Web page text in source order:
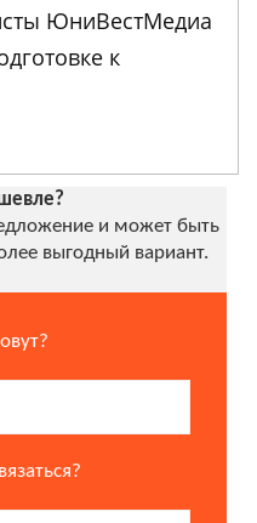
ЮниВестМедиа
к
и может быть
выгодный вариант.